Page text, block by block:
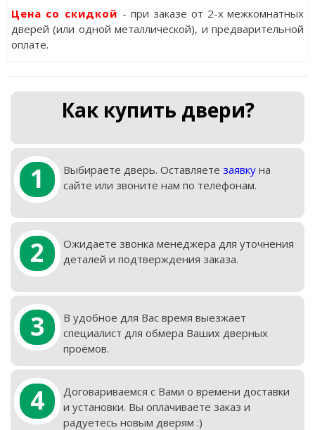
Цена со скидкой - при заказе от 2-х межкомнатных
дверей (или одной металлической), и предварительной
оплате.
Как купить двери?
1 Выбираете дверь. Оставляете заявкуна
сайте или звоните нам по телефонам.
2
Ожидаете звонка менеджера для уточнения
деталей и подтверждения заказа.
3
В удобное для Вас время выезжает
специалист для обмера Ваших дверных
проёмов.
4
Договариваемся с Вами о времени доставки
и установки. Вы оплачиваете заказ и
радуетесь новым дверям :)